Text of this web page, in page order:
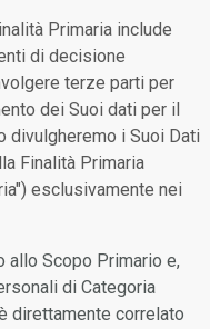
Primaria include
di decisione
terze parti per
dei Suoi dati per il
divulgheremo i Suoi Dati
Finalità Primaria
esclusivamente nei
allo Scopo Primario e,
di Categoria
direttamente correlato